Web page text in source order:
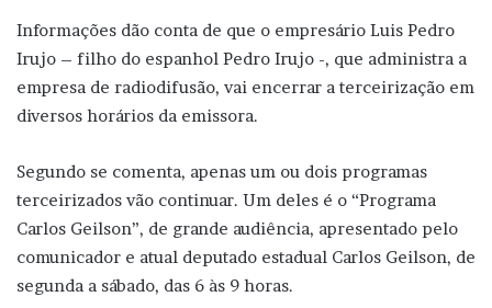
Informações dão conta de que o empresário Luis Pedro
Irujo – filho do espanhol Pedro Irujo -, que administra a
empresa de radiodifusão, vai encerrar a terceirização em
diversos horários da emissora.
Segundo se comenta, apenas um ou dois programas
terceirizados vão continuar. Um deles é o “Programa
Carlos Geilson”, de grande audiência, apresentado pelo
comunicador e atual deputado estadual Carlos Geilson, de
segunda a sábado, das 6 às 9 horas.